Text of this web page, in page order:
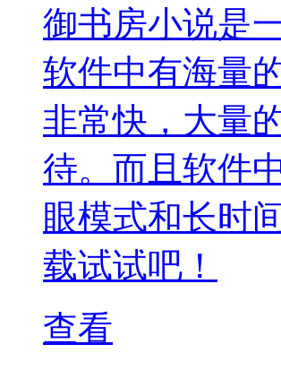
御书房小说是
软件中有海量
非常快，大量
待。而且软件
眼模式和长时
载试试吧！
查看